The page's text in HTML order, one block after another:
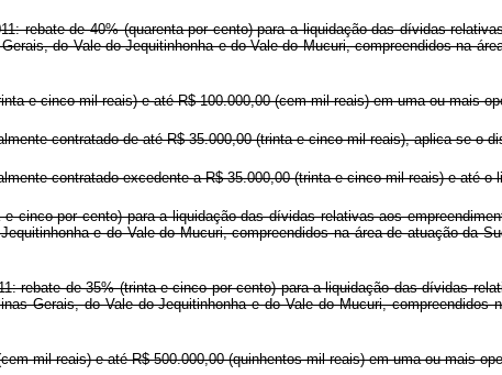
rebate de 40% (quarenta por cento) para a liquidação das dívidas
do Vale do Jequitinhonha e do Vale do Mucuri, compreendidos na
e cinco mil reais) e até R$ 100.000,00 (cem mil reais) em uma ou mais
contratado de até R$ 35.000,00 (trinta e cinco mil reais), aplica-se o
contratado excedente a R$ 35.000,00 (trinta e cinco mil reais) e até
cinco por cento) para a liquidação das dívidas relativas aos
e do Vale do Mucuri, compreendidos na área de atuação da
rebate de 35% (trinta e cinco por cento) para a liquidação das dívidas
Gerais, do Vale do Jequitinhonha e do Vale do Mucuri,
mil reais) e até R$ 500.000,00 (quinhentos mil reais) em uma ou mais